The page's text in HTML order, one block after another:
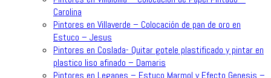
Carolina
Pintores en Villaverde – Colocación de pan de oro en
Estuco – Jesus
Pintores en Coslada- Quitar gotele plastificado y pintar en
plastico liso afinado – Damaris
Pintores en Leganes – Estuco Marmol y Efecto Genesis –